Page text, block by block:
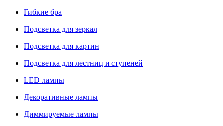
Гибкие бра
Подсветка для зеркал
Подсветка для картин
Подсветка для лестниц и ступеней
LED лампы
Декоративные лампы
Диммируемые лампы